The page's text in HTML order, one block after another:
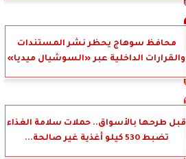
محافظ سوهاج يحظر نشر المستندات
والقرارات الداخلية عبر «السوشيال ميديا»
قبل طرحها بالأسواق.. حملات سلامة الغذاء
تضبط 530 كيلو أغذية غير صالحة...